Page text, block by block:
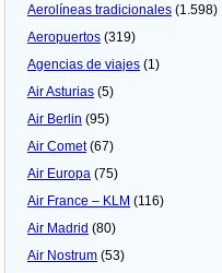
Aerolíneas tradicionales (1.598)
Aeropuertos (319)
Agencias de viajes (1)
Air Asturias (5)
Air Berlin (95)
Air Comet(67)
Air Europa (75)
Air France – KLM (116)
Air Madrid (80)
Air Nostrum (53)